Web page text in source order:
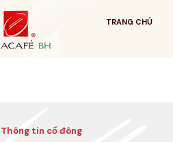
TRANG CHỦ
Thông tin cổ đông